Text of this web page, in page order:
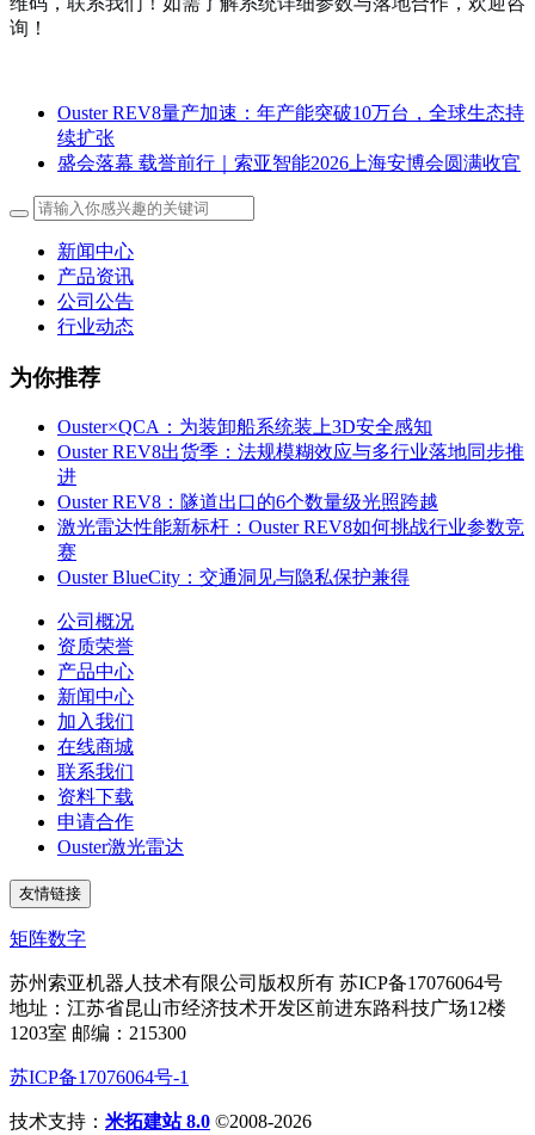
询！
Ouster REV8量产加速：年产能突破10万台，全球生态持
续扩张
盛会落幕 载誉前行｜索亚智能2026上海安博会圆满收官
新闻中心
产品资讯
公司公告
行业动态
为你推荐
Ouster×QCA：为装卸船系统装上3D安全感知
Ouster REV8出货季：法规模糊效应与多行业落地同步推
进
Ouster REV8：隧道出口的6个数量级光照跨越
激光雷达性能新标杆：Ouster REV8如何挑战行业参数竞
赛
Ouster BlueCity：交通洞见与隐私保护兼得
公司概况
资质荣誉
产品中心
新闻中心
加入我们
在线商城
联系我们
资料下载
申请合作
Ouster激光雷达
友情链接
矩阵数字
苏州索亚机器人技术有限公司版权所有 苏ICP备17076064号
地址：江苏省昆山市经济技术开发区前进东路科技广场12楼
1203室 邮编：215300
苏ICP备17076064号-1
技术支持： 米拓建站 8.0 ©2008-2026